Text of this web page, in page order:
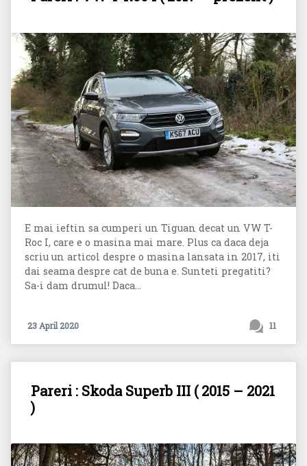
E mai ieftin sa cumperi un Tiguan decat un VW T-
Roc I, care e o masina mai mare. Plus ca daca deja
scriu un articol despre o masina lansata in 2017, iti
dai seama despre cat de buna e. Sunteti pregatiti?
Sa-i dam drumul! Daca...
23 April 2020 11
Pareri : Skoda Superb III ( 2015 – 2021
)